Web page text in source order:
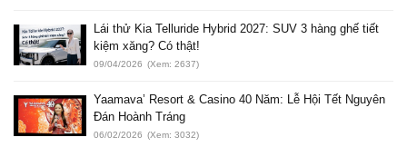
Lái thử Kia Telluride Hybrid 2027: SUV 3 hàng ghế tiết
kiệm xăng? Có thật!
09/04/2026 (Xem: 2637)
Yaamava’ Resort & Casino 40 Năm: Lễ Hội Tết Nguyên
Đán Hoành Tráng
06/02/2026 (Xem: 3032)